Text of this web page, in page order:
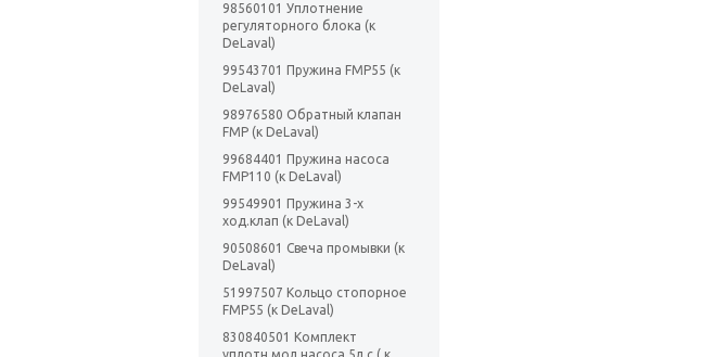
98560101 Уплотнение
регуляторного блока (к
DeLaval)
99543701 Пружина FMP55 (к
DeLaval)
98976580 Обратный клапан
FMP (к DeLaval)
99684401 Пружина насоса
FMP110 (к DeLaval)
99549901 Пружина 3-х
ход.клап (к DeLaval)
90508601 Свеча промывки (к
DeLaval)
51997507 Кольцо стопорное
FMP55 (к DeLaval)
830840501 Комплект